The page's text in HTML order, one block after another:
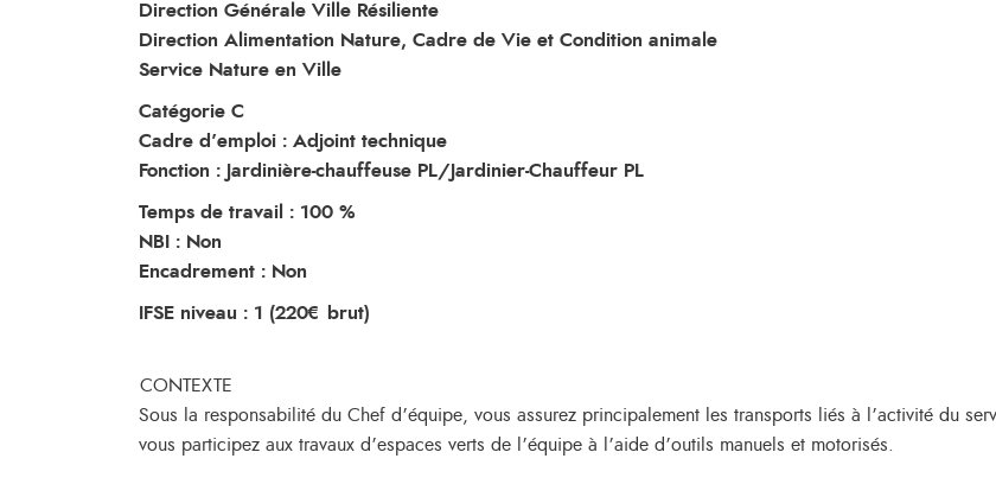
Direction Générale Ville Résiliente
Direction Alimentation Nature, Cadre de Vie et Condition animale
Service Nature en Ville
Catégorie C
Cadre d’emploi : Adjoint technique
Fonction : Jardinière-chauffeuse PL/Jardinier-Chauffeur PL
Temps de travail : 100 %
NBI : Non
Encadrement : Non
IFSE niveau : 1 (220€ brut)
CONTEXTE
Sous la responsabilité du Chef d’équipe, vous assurez principalement les transports liés à l’activité du
vous participez aux travaux d’espaces verts de l’équipe à l’aide d’outils manuels et motorisés.